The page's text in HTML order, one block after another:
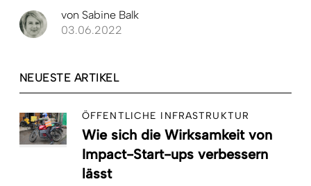
von Sabine Balk
03.06.2022
NEUESTE ARTIKEL
ÖFFENTLICHE INFRASTRUKTUR
Wie sich die Wirksamkeit von
Impact-Start-ups verbessern
lässt